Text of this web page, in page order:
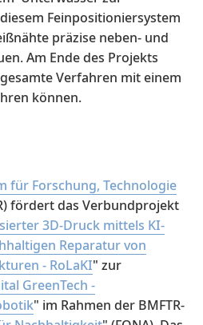
Feinpositioniersystem
präzise neben- und
Am Ende des Projekts
Verfahren mit einem
können.
für Forschung, Technologie
fördert das Verbundprojekt
3D-Druck mittels KI-
Reparatur von
- RoLaKI" zur
GreenTech -
" im Rahmen der BMFTR-